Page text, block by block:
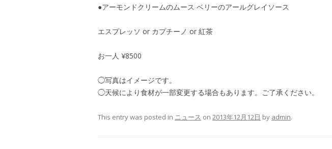
●アーモンドクリームのムース ベリーのアールグレイソース
エスプレッソ or カプチーノ or 紅茶
お一人 ¥8500
◯写真はイメージです。
◯天候により食材が一部変更する場合もあります。ご了承ください。
This entry was posted in ニュース on 2013年12月12日 by admin.